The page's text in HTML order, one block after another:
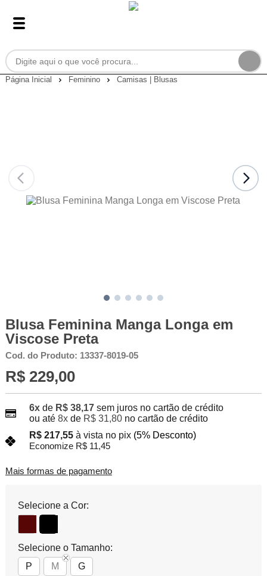
Página Inicial Feminino Camisas | Blusas
Blusa Feminina Manga Longa em
Viscose Preta
Cod. do Produto: 13337-8019-05
R$ 229,00
6xde R$ 38,17 sem juros no cartão de crédito
ou até 8xde R$ 31,80no cartão de crédito
R$ 217,55 à vista no pix (5% Desconto)
Economize R$ 11,45
Mais formas de pagamento
Selecione a Cor:
Selecione o Tamanho:
P
M G